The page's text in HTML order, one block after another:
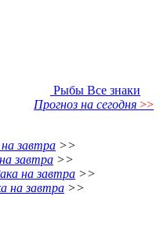
Рыбы Все знаки
Прогноз на сегодня >>
завтра >>
завтра >>
на завтра >>
на завтра >>